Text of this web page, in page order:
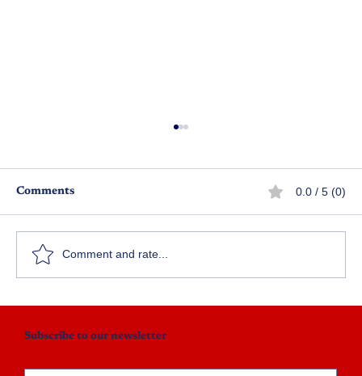
Comments 0.0 / 5 (0)
Comment and rate...
Subscribe to our newsletter